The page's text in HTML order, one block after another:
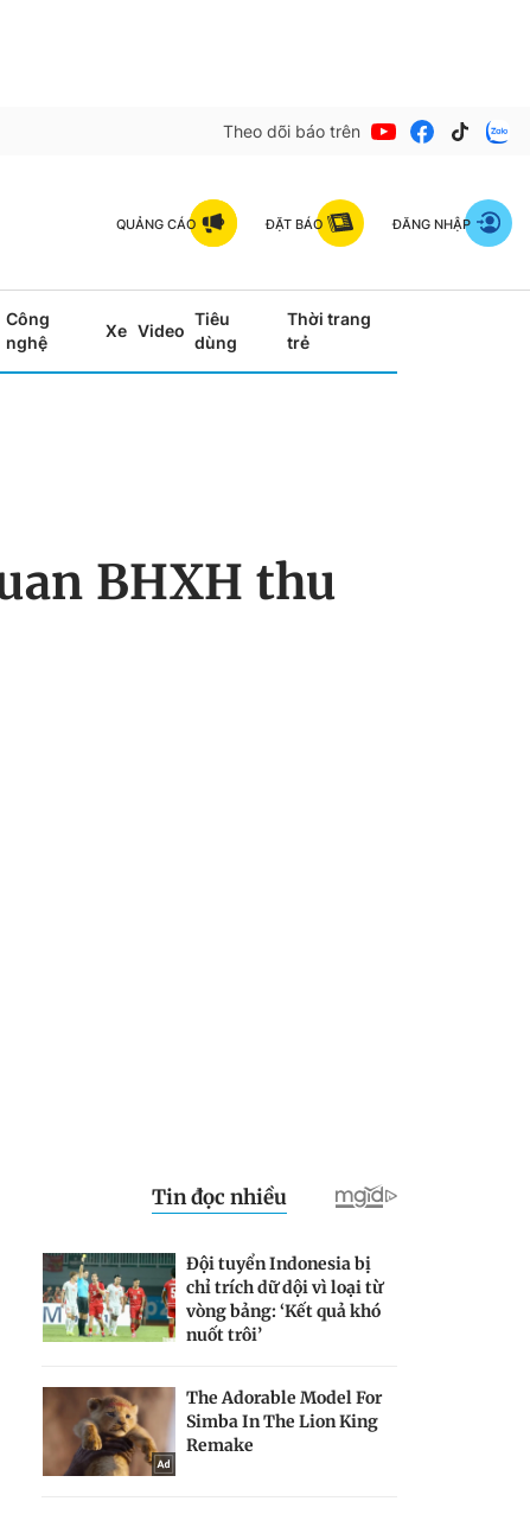
Theo dõi báo trên
QUẢNG CÁO ĐẶT BÁO ĐĂNG NHẬP
Công
nghệ
Xe Video
Tiêu
dùng
Thời trang
trẻ
BHXH thu